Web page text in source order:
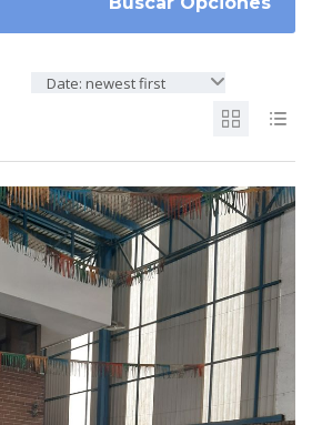
Date: newest first